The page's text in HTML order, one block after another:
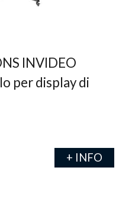
INVIDEO
per display di
+ INFO